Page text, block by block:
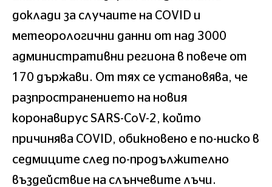
доклади за случаите на COVID и
метеорологични данни от над 3000
административни региона в повече от
170 държави. От тях се установява, че
разпространението на новия
коронавирус SARS-CoV-2, който
причинява COVID, обикновено е по-ниско в
седмиците след по-продължително
въздействие на слънчевите лъчи.